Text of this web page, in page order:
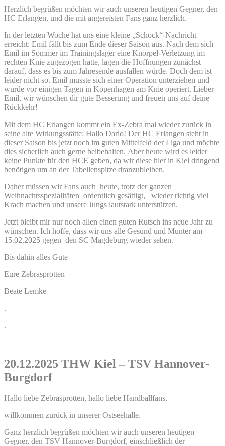
Herzlich begrüßen möchten wir auch unseren heutigen Gegner, den
HC Erlangen, und die mit angereisten Fans ganz herzlich.
In der letzten Woche hat uns eine kleine „Schock“-Nachricht
erreicht: Emil fällt bis zum Ende dieser Saison aus. Nach dem sich
Emil im Sommer im Trainingslager eine Knorpel-Verletzung im
rechten Knie zugezogen hatte, lagen die Hoffnungen zunächst
darauf, dass es bis zum Jahresende ausfallen würde. Doch dem ist
leider nicht so. Emil musste sich einer Operation unterziehen und
wurde vor einigen Tagen in Kopenhagen am Knie operiert. Lieber
Emil, wir wünschen dir gute Besserung und freuen uns auf deine
Rückkehr!
Mit dem HC Erlangen kommt ein Ex-Zebra mal wieder zurück in
seine alte Wirkungsstätte: Hallo Dario! Der HC Erlangen steht in
dieser Saison bis jetzt noch im guten Mittelfeld der Liga und möchte
dies sicherlich auch gerne beibehalten. Aber heute wird es leider
keine Punkte für den HCE geben, da wir diese hier in Kiel dringend
benötigen um an der Tabellenspitze dranzubleiben.
Daher müssen wir Fans auch heute, trotz der ganzen
Weihnachtsspezialitäten ordentlich gesättigt, wieder richtig viel
Krach machen und unsere Jungs lautstark unterstützen.
Jetzt bleibt mir nur noch allen einen guten Rutsch ins neue Jahr zu
wünschen. Ich hoffe, dass wir uns alle Gesund und Munter am
15.02.2025 gegen den SC Magdeburg wieder sehen.
Bis dahin alles Gute
Eure Zebrasprotten
Beate Lemke
.
.
20.12.2025 THW Kiel – TSV Hannover-
Burgdorf
Hallo liebe Zebrasprotten, hallo liebe Handballfans,
willkommen zurück in unserer Ostseehalle.
Ganz herzlich begrüßen möchten wir auch unseren heutigen
Gegner, den TSV Hannover-Burgdorf, einschließlich der